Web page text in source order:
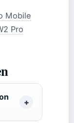
Mobile
Pro